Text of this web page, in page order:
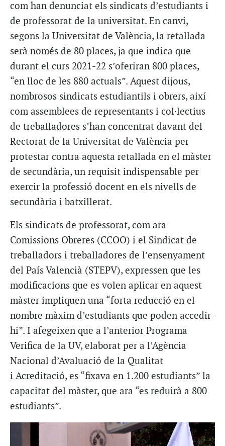
com han denunciat els sindicats d’estudiants i
de professorat de la universitat. En canvi,
segons la Universitat de València, la retallada
serà només de 80 places, ja que indica que
durant el curs 2021-22 s’oferiran 800 places,
“en lloc de les 880 actuals”. Aquest dijous,
nombrosos sindicats estudiantils i obrers, així
com assemblees de representants i col·lectius
de treballadores s’han concentrat davant del
Rectorat de la Universitat de València per
protestar contra aquesta retallada en el màster
de secundària, un requisit indispensable per
exercir la professió docent en els nivells de
secundària i batxillerat.
Els sindicats de professorat, com ara
Comissions Obreres (CCOO) i el Sindicat de
treballadors i treballadores de l’ensenyament
del País Valencià (STEPV), expressen que les
modificacions que es volen aplicar en aquest
màster impliquen una “forta reducció en el
nombre màxim d’estudiants que poden accedir-
hi”. I afegeixen que a l’anterior Programa
Verifica de la UV, elaborat per a l’Agència
Nacional d’Avaluació de la Qualitat
i Acreditació, es “fixava en 1.200 estudiants” la
capacitat del màster, que ara “es reduirà a 800
estudiants”.